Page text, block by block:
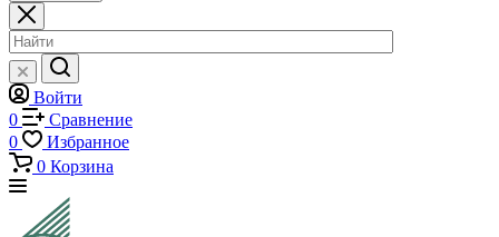
Войти
0
Сравнение
0
Избранное
0 Корзина